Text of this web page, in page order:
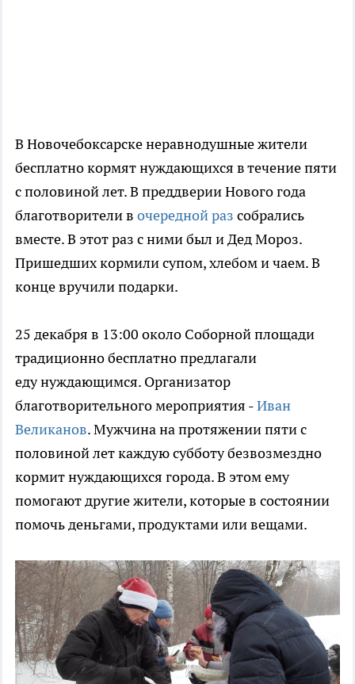
В Новочебоксарске неравнодушные жители
бесплатно кормят нуждающихся в течение пяти
с половиной лет. В преддверии Нового года
благотворители в очередной раз собрались
вместе. В этот раз с ними был и Дед Мороз.
Пришедших кормили супом, хлебом и чаем. В
конце вручили подарки.
25 декабря в 13:00 около Соборной площади
традиционно бесплатно предлагали
еду нуждающимся. Организатор
благотворительного мероприятия -Иван
Великанов. Мужчина на протяжении пяти с
половиной лет каждую субботу безвозмездно
кормит нуждающихся города. В этом ему
помогают другие жители, которые в состоянии
помочь деньгами, продуктами или вещами.